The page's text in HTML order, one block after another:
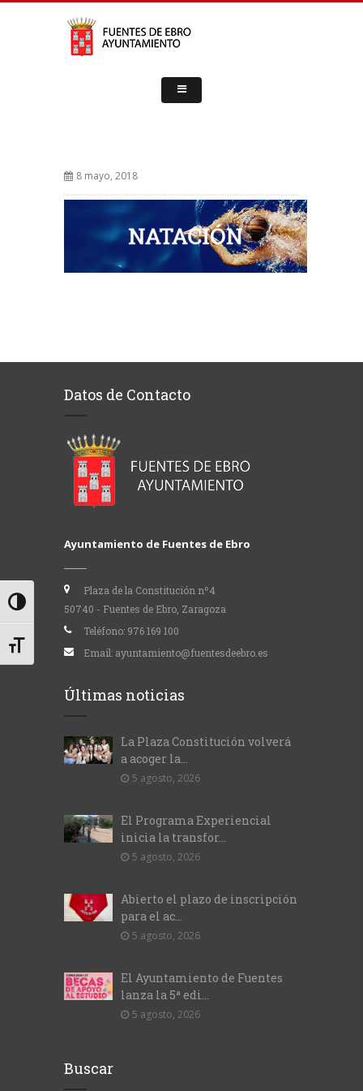
Alternar alto contraste
Alternar tamaño de letra
8 mayo, 2018
Datos de Contacto
Ayuntamiento de Fuentes de Ebro
Plaza de la Constitución nº4
50740 - Fuentes de Ebro, Zaragoza
Teléfono: 976 169 100
Email: ayuntamiento@fuentesdeebro.es
Últimas noticias
La Plaza Constitución volverá
a acoger la...
5 agosto, 2026
El Programa Experiencial
inicia la transfor...
5 agosto, 2026
Abierto el plazo de inscripción
para el ac...
5 agosto, 2026
El Ayuntamiento de Fuentes
lanza la 5ª edi...
5 agosto, 2026
Buscar